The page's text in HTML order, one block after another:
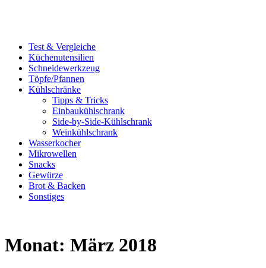
Test & Vergleiche
Küchenutensilien
Schneidewerkzeug
Töpfe/Pfannen
Kühlschränke
Tipps & Tricks
Einbaukühlschrank
Side-by-Side-Kühlschrank
Weinkühlschrank
Wasserkocher
Mikrowellen
Snacks
Gewürze
Brot & Backen
Sonstiges
Monat: März 2018